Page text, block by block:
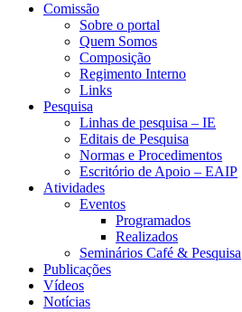
Comissão
Sobre o portal
Quem Somos
Composição
Regimento Interno
Links
Pesquisa
Linhas de pesquisa – IE
Editais de Pesquisa
Normas e Procedimentos
Escritório de Apoio – EAIP
Atividades
Eventos
Programados
Realizados
Seminários Café & Pesquisa
Publicações
Vídeos
Notícias